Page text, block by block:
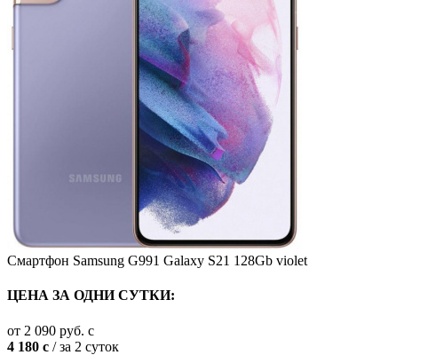
Смартфон Samsung G991 Galaxy S21 128Gb violet
ЦЕНА ЗА ОДНИ СУТКИ:
от 2 090 руб. c
4 180 c / за 2 суток